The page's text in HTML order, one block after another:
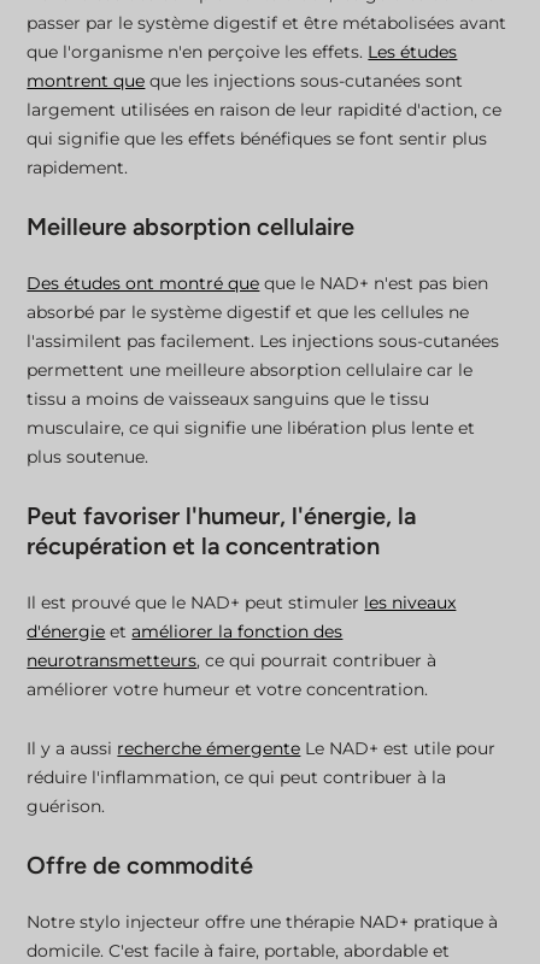
passer par le système digestif et être métabolisées avant
que l'organisme n'en perçoive les effets. Les études
montrent que que les injections sous-cutanées sont
largement utilisées en raison de leur rapidité d'action, ce
qui signifie que les effets bénéfiques se font sentir plus
rapidement.
Meilleure absorption cellulaire
Des études ont montré que que le NAD+ n'est pas bien
absorbé par le système digestif et que les cellules ne
l'assimilent pas facilement. Les injections sous-cutanées
permettent une meilleure absorption cellulaire car le
tissu a moins de vaisseaux sanguins que le tissu
musculaire, ce qui signifie une libération plus lente et
plus soutenue.
Peut favoriser l'humeur, l'énergie, la
récupération et la concentration
Il est prouvé que le NAD+ peut stimuler les niveaux
d'énergie etaméliorer la fonction des
neurotransmetteurs, ce qui pourrait contribuer à
améliorer votre humeur et votre concentration.
Il y a aussi recherche émergente Le NAD+ est utile pour
réduire l'inflammation, ce qui peut contribuer à la
guérison.
Offre de commodité
Notre stylo injecteur offre une thérapie NAD+ pratique à
domicile. C'est facile à faire, portable, abordable et